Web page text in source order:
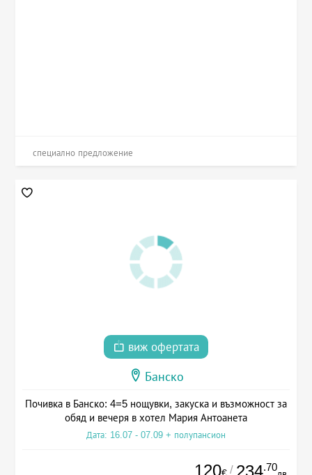
специално предложение
виж офертата
Банско
Почивка в Банско: 4=5 нощувки, закуска и възможност за
обяд и вечеря в хотел Мария Антоанета
Дата: 16.07 - 07.09 + полупансион
120 / 234.70